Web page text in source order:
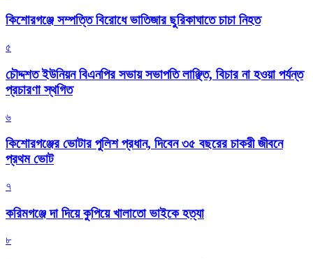
কিশোরগঞ্জে সম্পত্তি বিরোধে ভাতিজার ছুরিকাঘাতে চাচা নিহত
৫
চৌদ্দশত ইউনিয়ন বিএনপির সভায় সভাপতি লাঞ্ছিত, বিচার না হওয়া পর্যন্ত
প্রচারণা স্থগিত
৬
কিশোরগঞ্জের ভোটার পুলিশ প্রধান, দিবেন ৩৫ বছরের চাকরী জীবনে
প্রথম ভোট
৭
করিমগঞ্জে দা দিয়ে কুপিয়ে খালাতো ভাইকে হত্যা
৮